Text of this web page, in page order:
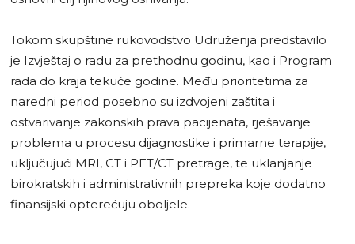
Tokom skupštine rukovodstvo Udruženja predstavilo
je Izvještaj o radu za prethodnu godinu, kao i Program
rada do kraja tekuće godine. Među prioritetima za
naredni period posebno su izdvojeni zaštita i
ostvarivanje zakonskih prava pacijenata, rješavanje
problema u procesu dijagnostike i primarne terapije,
uključujući MRI, CT i PET/CT pretrage, te uklanjanje
birokratskih i administrativnih prepreka koje dodatno
finansijski opterećuju oboljele.